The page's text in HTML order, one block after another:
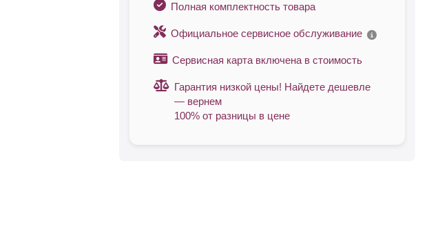
Полная комплектность товара
Официальное сервисное обслуживание
Сервисная карта включена в стоимость
Гарантия низкой цены! Найдете дешевле
— вернем
100% от разницы в цене